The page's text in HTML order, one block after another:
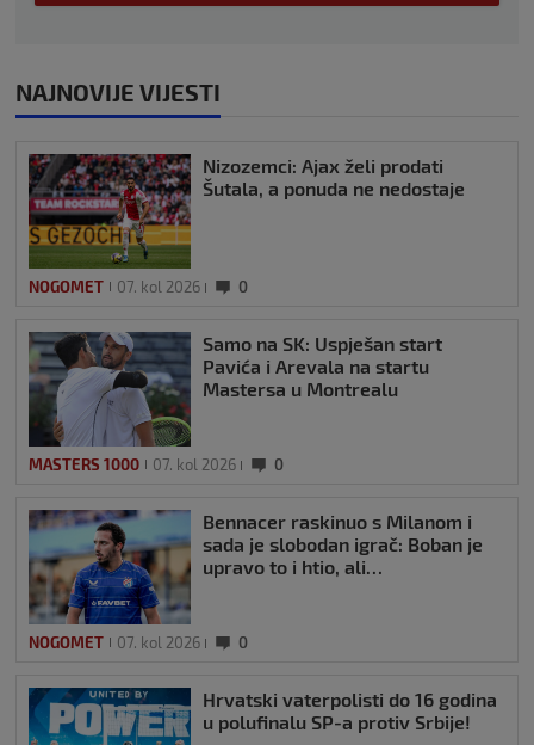
NAJNOVIJE VIJESTI
Nizozemci: Ajax želi prodati
Šutala, a ponuda ne nedostaje
NOGOMET 07. kol 2026 0
Samo na SK: Uspješan start
Pavića i Arevala na startu
Mastersa u Montrealu
MASTERS 1000 07. kol 2026 0
Bennacer raskinuo s Milanom i
sada je slobodan igrač: Boban je
upravo to i htio, ali…
NOGOMET 07. kol 2026 0
Hrvatski vaterpolisti do 16 godina
u polufinalu SP-a protiv Srbije!